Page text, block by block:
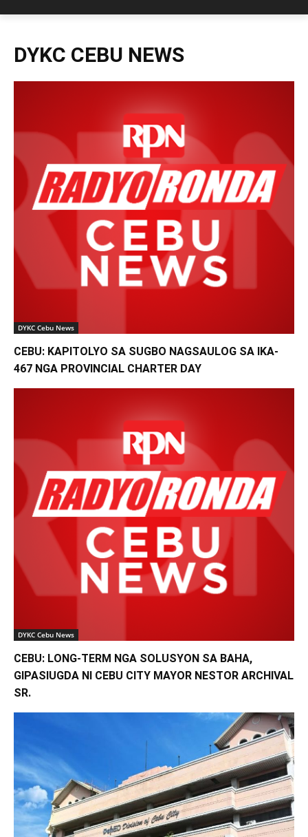
DYKC CEBU NEWS
DYKC Cebu News
CEBU: KAPITOLYO SA SUGBO NAGSAULOG SA IKA-
467 NGA PROVINCIAL CHARTER DAY
DYKC Cebu News
CEBU: LONG-TERM NGA SOLUSYON SA BAHA,
GIPASIUGDA NI CEBU CITY MAYOR NESTOR ARCHIVAL
SR.